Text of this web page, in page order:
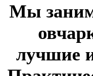
Мы
лучшие